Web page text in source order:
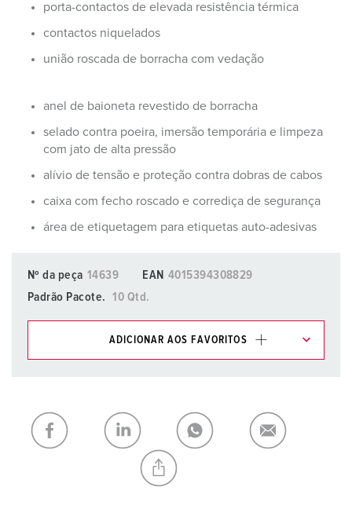
porta-contactos de elevada resistência térmica
contactos niquelados
união roscada de borracha com vedação
anel de baioneta revestido de borracha
selado contra poeira, imersão temporária e limpeza
com jato de alta pressão
alívio de tensão e proteção contra dobras de cabos
caixa com fecho roscado e corrediça de segurança
área de etiquetagem para etiquetas auto-adesivas
Nº da peça 14639 EAN 4015394308829
Padrão Pacote.
10 Qtd.
ADICIONAR AOS FAVORITOS
Minha lista (0) ADICIONAR
CRIAR UMA NOVA LISTA